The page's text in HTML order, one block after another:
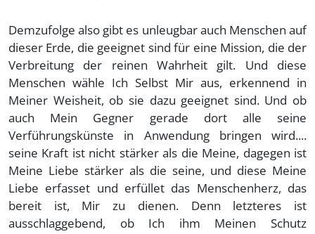
Demzufolge also gibt es unleugbar auch Menschen auf
dieser Erde, die geeignet sind für eine Mission, die der
Verbreitung der reinen Wahrheit gilt. Und diese
Menschen wähle Ich Selbst Mir aus, erkennend in
Meiner Weisheit, ob sie dazu geeignet sind. Und ob
auch Mein Gegner gerade dort alle seine
Verführungskünste in Anwendung bringen wird....
seine Kraft ist nicht stärker als die Meine, dagegen ist
Meine Liebe stärker als die seine, und diese Meine
Liebe erfasset und erfüllet das Menschenherz, das
bereit ist, Mir zu dienen. Denn letzteres ist
ausschlaggebend, ob Ich ihm Meinen Schutz